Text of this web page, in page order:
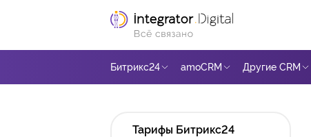
Битрикс24 amoCRM Другие CRM
Тарифы Битрикс24